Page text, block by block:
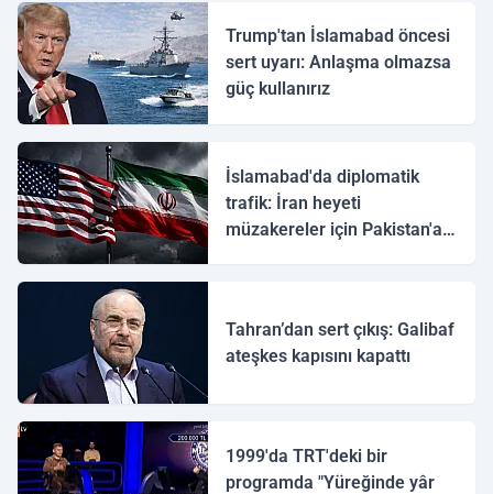
Trump'tan İslamabad öncesi
sert uyarı: Anlaşma olmazsa
güç kullanırız
İslamabad'da diplomatik
trafik: İran heyeti
müzakereler için Pakistan'a
Tahran’dan sert çıkış: Galibaf
ateşkes kapısını kapattı
1999'da TRT'deki bir
programda "Yüreğinde yâr